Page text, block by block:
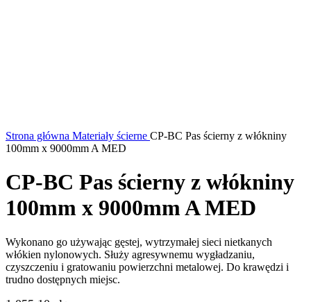
Strona główna Materiały ścierne CP-BC Pas ścierny z włókniny
100mm x 9000mm A MED
CP-BC Pas ścierny z włókniny
100mm x 9000mm A MED
Wykonano go używając gęstej, wytrzymałej sieci nietkanych
włókien nylonowych. Służy agresywnemu wygładzaniu,
czyszczeniu i gratowaniu powierzchni metalowej. Do krawędzi i
trudno dostępnych miejsc.